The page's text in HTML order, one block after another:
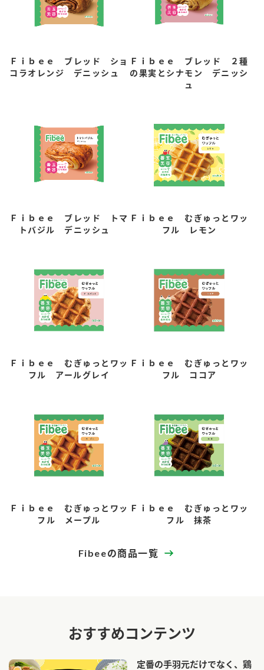
Ｆｉｂｅｅ ブレッド ショ
コラオレンジ デニッシュ
Ｆｉｂｅｅ ブレッド ２種
の果実とシナモン デニッシ
ュ
Ｆｉｂｅｅ ブレッド トマ
トバジル デニッシュ
Ｆｉｂｅｅ むぎゅっとワッ
フル レモン
Ｆｉｂｅｅ むぎゅっとワッ
フル アールグレイ
Ｆｉｂｅｅ むぎゅっとワッ
フル ココア
Ｆｉｂｅｅ むぎゅっとワッ
フル メープル
Ｆｉｂｅｅ むぎゅっとワッ
フル 抹茶
Fibeeの商品一覧
おすすめコンテンツ
定番の手羽元だけでなく、鶏